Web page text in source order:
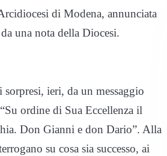
di Modena, annunciata
una nota della Diocesi.
ieri, da un messaggio
ordine di Sua Eccellenza il
Don Gianni e don Dario”. Alla
su cosa sia successo, ai